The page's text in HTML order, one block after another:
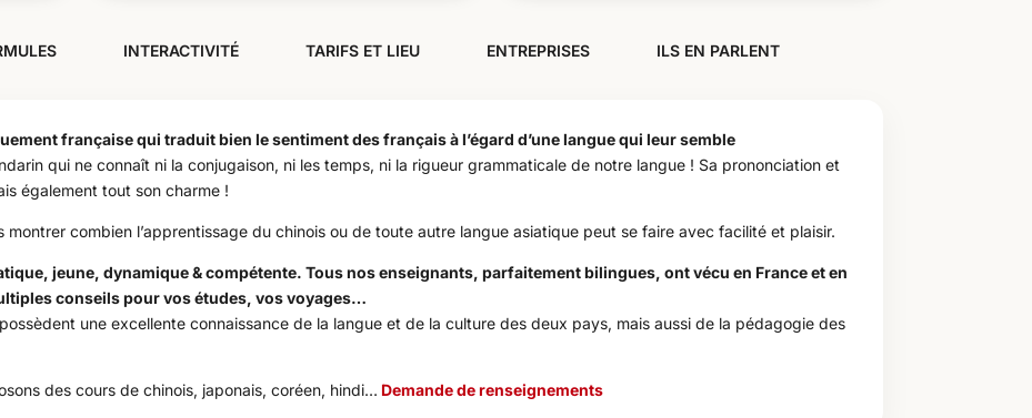
INTERACTIVITÉ TARIFS ET LIEU ENTREPRISES ILS EN PARLENT
française qui traduit bien le sentiment des français à l’égard d’une langue qui leur semble
qui ne connaît ni la conjugaison, ni les temps, ni la rigueur grammaticale de notre langue ! Sa prononciation et
également tout son charme !
combien l’apprentissage du chinois ou de toute autre langue asiatique peut se faire avec facilité et plaisir.
jeune, dynamique & compétente. Tous nos enseignants, parfaitement bilingues, ont vécu en France et en
conseils pour vos études, vos voyages…
une excellente connaissance de la langue et de la culture des deux pays, mais aussi de la pédagogie des
des cours de chinois, japonais, coréen, hindi… Demande de renseignements